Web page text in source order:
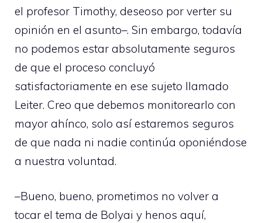
el profesor Timothy, deseoso por verter su
opinión en el asunto–. Sin embargo, todavía
no podemos estar absolutamente seguros
de que el proceso concluyó
satisfactoriamente en ese sujeto llamado
Leiter. Creo que debemos monitorearlo con
mayor ahínco, solo así estaremos seguros
de que nada ni nadie continúa oponiéndose
a nuestra voluntad.
–Bueno, bueno, prometimos no volver a
tocar el tema de Bolyai y henos aquí,